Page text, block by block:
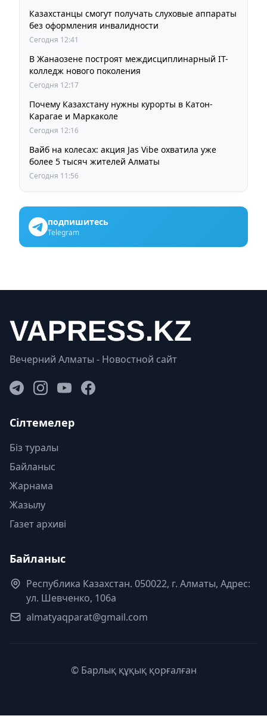
Казахстанцы смогут получать слуховые аппараты
без оформления инвалидности
Сегодня 12:41
В Жанаозене построят междисциплинарный IT-
колледж нового поколения
Сегодня 12:17
Почему Казахстану нужны курорты в Катон-
Карагае и Маркаколе
Сегодня 12:16
Вайб на колесах: акция Jas Vibe охватила уже
более 5 тысяч жителей Алматы
Сегодня 11:56
подпишитесь
Telegram
Вечерний Алматы - Новостной сайт
Сілтемелер
Біз туралы
Байланыс
Жарнама
Жазылу
Газет архиві
Байланыс
Республика Казахстан. 050022, г. Алматы, Адрес:
ул. Шевченко, 106а
almatyaqparat@gmail.com
© Барлық құқық қорғалған